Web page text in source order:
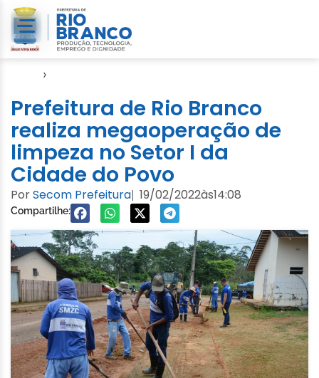
›
Prefeitura de Rio Branco
realiza megaoperação de
limpeza no Setor I da
Cidade do Povo
PorSecom Prefeitura| 19/02/2022às14:08
Compartilhe: